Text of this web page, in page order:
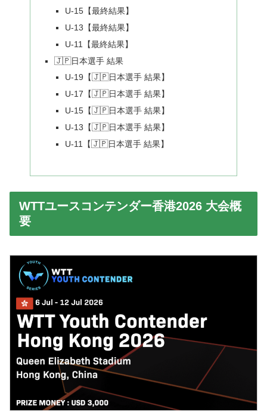
U-15【最終結果】
U-13【最終結果】
U-11【最終結果】
🇯🇵日本選手 結果
U-19【🇯🇵日本選手 結果】
U-17【🇯🇵日本選手 結果】
U-15【🇯🇵日本選手 結果】
U-13【🇯🇵日本選手 結果】
U-11【🇯🇵日本選手 結果】
WTTユースコンテンダー香港2026 大会概
要